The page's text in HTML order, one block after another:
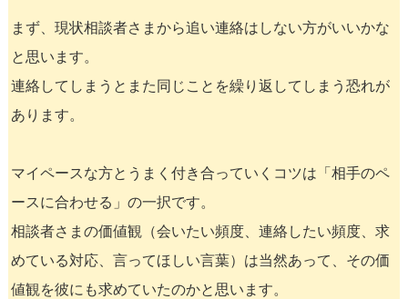
まず、現状相談者さまから追い連絡はしない方がいいかな
と思います。
連絡してしまうとまた同じことを繰り返してしまう恐れが
あります。
マイペースな方とうまく付き合っていくコツは「相手のペ
ースに合わせる」の一択です。
相談者さまの価値観（会いたい頻度、連絡したい頻度、求
めている対応、言ってほしい言葉）は当然あって、その価
値観を彼にも求めていたのかと思います。